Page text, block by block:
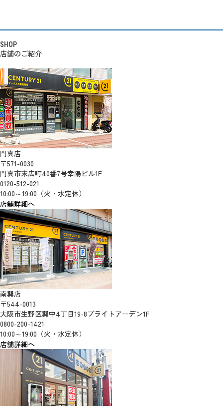
SHOP
店舗のご紹介
門真店
〒571-0030
門真市末広町40番7号幸陽ビル1F
0120-512-021
10:00～19:00（火・水定休）
店舗詳細へ
南巽店
〒544-0013
大阪市生野区巽中4丁目19-8ブライトアーデン1F
0800-200-1421
10:00～19:00（火・水定休）
店舗詳細へ